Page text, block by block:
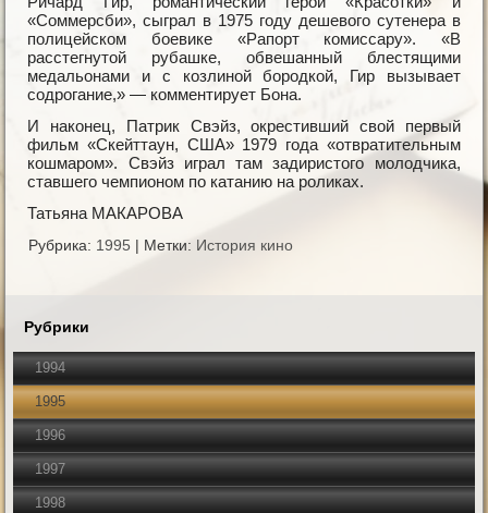
«Соммерсби», сыграл в 1975 году дешевого сутенера в
полицейском боевике «Рапорт комиссару». «В
расстегнутой рубашке, обвешанный блестящими
медальонами и с козлиной бородкой, Гир вызывает
содрогание,» — комментирует Бона.
И наконец, Патрик Свэйз, окрестивший свой первый
фильм «Скейттаун, США» 1979 года «отвратительным
кошмаром». Свэйз играл там задиристого молодчика,
ставшего чемпионом по катанию на роликах.
Татьяна МАКАРОВА
Рубрика: 1995 | Метки: История кино
Рубрики
1994
1995
1996
1997
1998